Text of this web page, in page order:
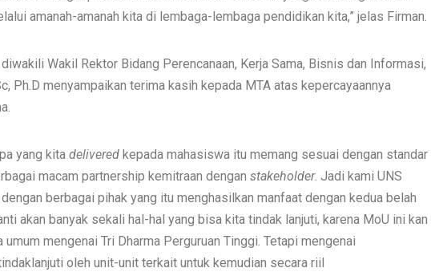
amanah-amanah kita di lembaga-lembaga pendidikan kita,” jelas Firman.
Wakil Rektor Bidang Perencanaan, Kerja Sama, Bisnis dan Informasi,
Ph.D menyampaikan terima kasih kepada MTA atas kepercayaannya
yang kita delivered kepada mahasiswa itu memang sesuai dengan standar
macam partnership kemitraan dengan stakeholder. Jadi kami UNS
berbagai pihak yang itu menghasilkan manfaat dengan kedua belah
akan banyak sekali hal-hal yang bisa kita tindak lanjuti, karena MoU ini kan
mengenai Tri Dharma Perguruan Tinggi. Tetapi mengenai
oleh unit-unit terkait untuk kemudian secara riil